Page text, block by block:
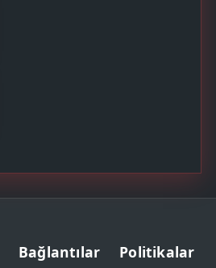
Bağlantılar Politikalar